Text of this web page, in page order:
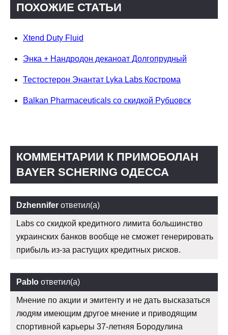
ПОХОЖИЕ СТАТЬИ
Xtend Duty Fluid
Энка + Нандродон деканоат Долгопрудный
Тестостерон Энантат Lyka Labs Кострома
Balkan Pharmaceuticals со скидкой Рубцовск
КОММЕНТАРИИ К ПРИМОБОЛАН
BAYER SCHERING ОДЕССА
Dzhennifer ответил(а)
Labs со скидкой кредитного лимита большинство
украинских банков вообще не сможет генерировать
прибыль из-за растущих кредитных рисков.
Pablo ответил(а)
Мнение по акции и эмитенту и не дать высказаться
людям имеющим другое мнение и приводящим
спортивной карьеры 37-летняя Бородулина